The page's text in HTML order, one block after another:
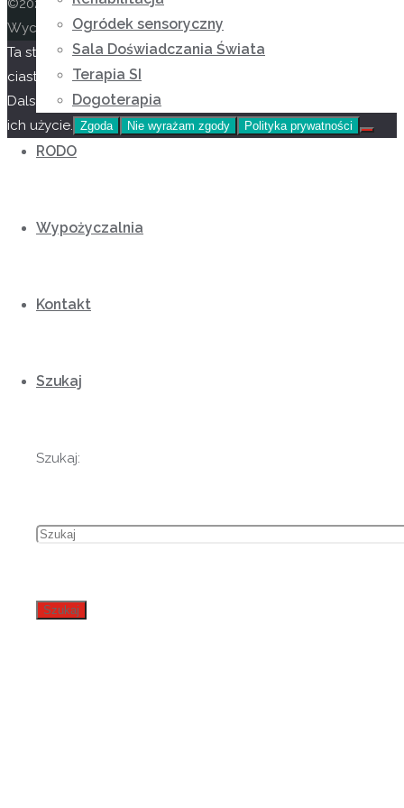
Ogródek sensoryczny
Sala Doświadczania Świata
Terapia SI
Dogoterapia
RODO
Wypożyczalnia
Kontakt
Szukaj
Szukaj:
Szukaj
Wychowawczy Caritas w Wysokiej
Oparte na
Ta strona korzysta z
ciasteczek aby świadczyć usługi na najwyższym poziomie.
Dalsze korzystanie ze strony oznacza, że zgadzasz się na
ich użycie.
Zgoda Nie wyrażam zgody Polityka prywatności